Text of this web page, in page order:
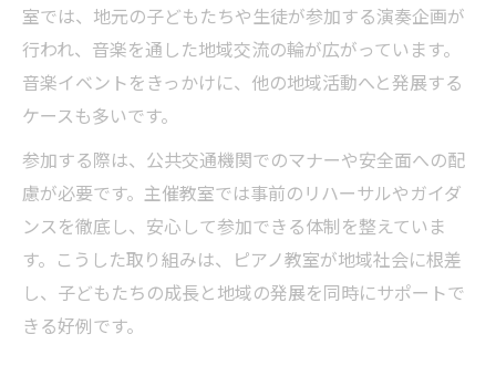
室では、地元の子どもたちや生徒が参加する演奏企画が
行われ、音楽を通した地域交流の輪が広がっています。
音楽イベントをきっかけに、他の地域活動へと発展する
ケースも多いです。
参加する際は、公共交通機関でのマナーや安全面への配
慮が必要です。主催教室では事前のリハーサルやガイダ
ンスを徹底し、安心して参加できる体制を整えていま
す。こうした取り組みは、ピアノ教室が地域社会に根差
し、子どもたちの成長と地域の発展を同時にサポートで
きる好例です。